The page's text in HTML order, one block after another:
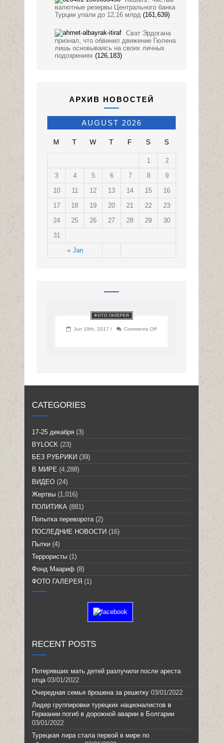
валютные резервы Центрального банка
Турции упали до 12,16 млрд (161,639)
Сват Эрдогана
признал, что обвинил движение Гюлена
лишь основываясь на своих личных
подозрениях (126,183)
АРХИВ НОВОСТЕЙ
AUGUST 2026
M T W T F S S
« Jan
1
2
3
4 5 6 7 8
9
10
11 12 13 14 15
16
17
18 19 20 21 22
23
24
25 26 27 28 29
30
31
ФОТО ГАЛЕРЕЯ
Jun 19th, 2017 / Comments Off
CATEGORIES
17-25 декабря (3)
BYLOCK (23)
БЕЗ РУБРИКИ (39)
В МИРЕ (4,288)
ВИДЕО (24)
Жертвы (1,016)
ПОЛИТИКА (881)
Попытка переворота(2)
ПОСЛЕДНИЕ НОВОСТИ (16)
Пытки (4)
Террористы (1)
Фонд Маариф (8)
ФОТО ГАЛЕРЕЯ (1)
RECENT POSTS
Потерявших мать детей разлучили после ареста
отца 03/01/2022
Очередная семья брошена за решетку 03/01/2022
Лидер группировки турецких националистов в
Германии погиб в дорожной аварии в Болгарии
03/01/2022
Турецкая лира стала первой в мире по